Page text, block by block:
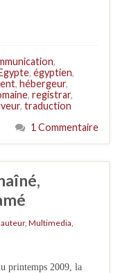
,
, égyptien,
, hébergeur,
, registrar,
, traduction
1 Commentaire
, Multimedia
printemps 2009, la